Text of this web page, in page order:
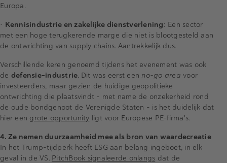
Europa.
• Kennisindustrie en zakelijke dienstverlening: Een sector
met een hoge terugkerende marge die niet is blootgesteld aan
de ontwrichting van supply chains. Aantrekkelijk dus.
Verschillende keren genoemd tijdens het evenement was ook
de defensie-industrie . Dit was eerst een no-go area voor
investeerders, maar gezien de huidige geopolitieke
ontwrichting die plaatsvindt – met name de onzekerheid rond
de oude bondgenoot de Verenigde Staten – is het duidelijk dat
hier een grote opportunity ligt voor Europese PE-firma's.
4. Ze nemen duurzaamheid mee als bron van waardecreatie
In het Trump-tijdperk heeft ESG aan belang ingeboet, in elk
geval in de VS. PitchBook signaleerde onlangs dat de